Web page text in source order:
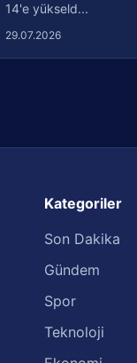
14'e yükseld...
29.07.2026
Kategoriler
Son Dakika
Gündem
Spor
Teknoloji